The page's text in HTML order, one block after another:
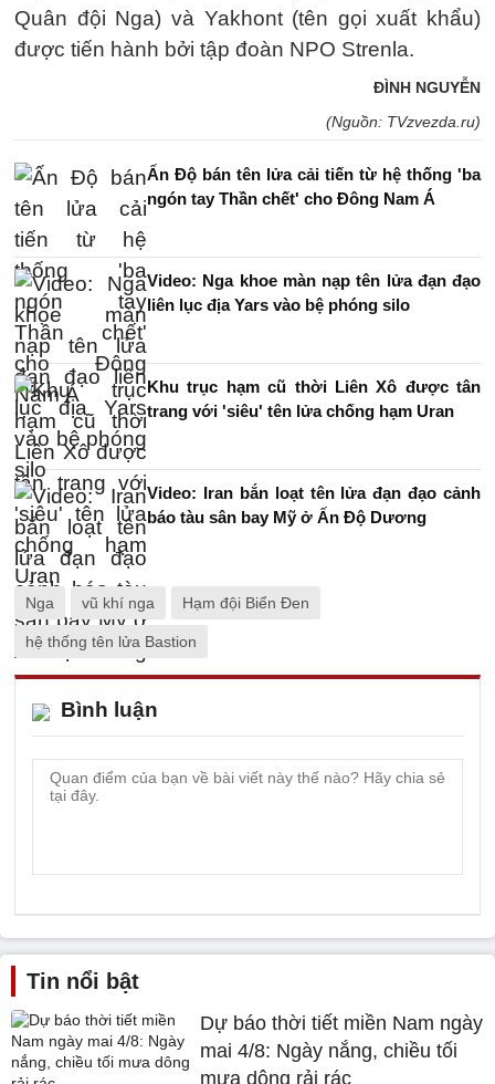
Quân đội Nga) và Yakhont (tên gọi xuất khẩu)
được tiến hành bởi tập đoàn NPO Strenla.
ĐÌNH NGUYỄN
(Nguồn: TVzvezda.ru)
Ấn Độ bán tên lửa cải tiến từ hệ thống 'ba
ngón tay Thần chết' cho Đông Nam Á
Video: Nga khoe màn nạp tên lửa đạn đạo
liên lục địa Yars vào bệ phóng silo
Khu trục hạm cũ thời Liên Xô được tân
trang với 'siêu' tên lửa chống hạm Uran
Video: Iran bắn loạt tên lửa đạn đạo cảnh
báo tàu sân bay Mỹ ở Ấn Độ Dương
Nga vũ khí nga Hạm đội Biển Đen
hệ thống tên lửa Bastion
Bình luận
Tin nổi bật
Dự báo thời tiết miền Nam ngày
mai 4/8: Ngày nắng, chiều tối
mưa dông rải rác